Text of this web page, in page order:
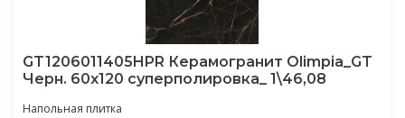
GT1206011405HPR Керамогранит Olimpia_GT
Черн. 60x120 суперполировка_ 1\46,08
Напольная плитка